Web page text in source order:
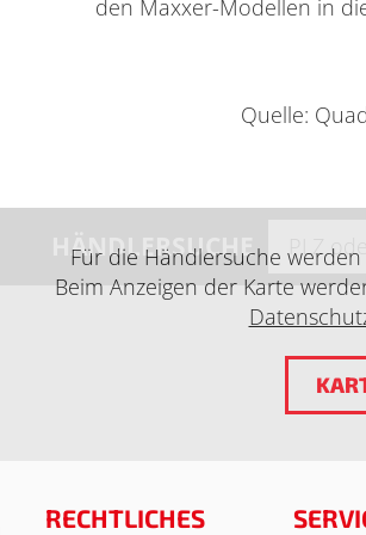
den Maxxer-Modellen in
Quelle:
HÄNDLERSUCHE
Für die Händlersuche
Beim Anzeigen der Karte
RECHTLICHES